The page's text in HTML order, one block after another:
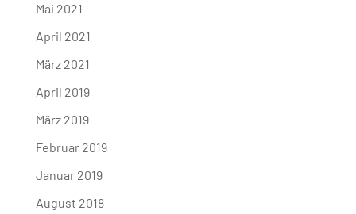
Mai 2021
April 2021
März 2021
April 2019
März 2019
Februar 2019
Januar 2019
August 2018